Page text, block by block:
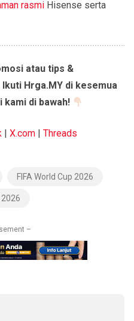
rasmi Hisense serta
atau tips &
Hrga.MY di kesemua
di bawah!
X.com Threads
FIFA World Cup 2026
2026
–